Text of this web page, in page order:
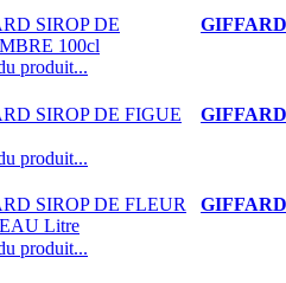
produit...
produit...
produit...